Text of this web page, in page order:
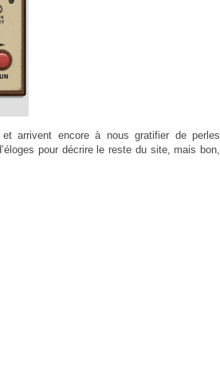
arrivent encore à nous gratifier de perles
pour décrire le reste du site, mais bon,